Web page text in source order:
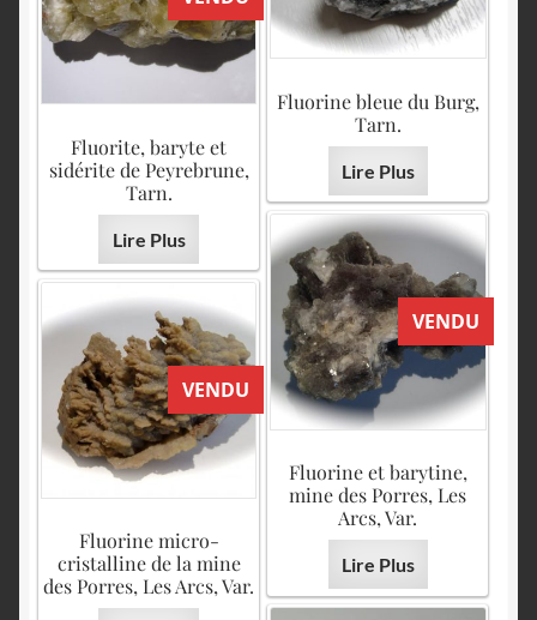
Fluorine bleue du Burg,
Tarn.
Lire Plus
Fluorite, baryte et
sidérite de Peyrebrune,
Tarn.
Lire Plus
VENDU
Fluorine et barytine,
mine des Porres, Les
Arcs, Var.
Lire Plus
VENDU
Fluorine micro-
cristalline de la mine
des Porres, Les Arcs, Var.